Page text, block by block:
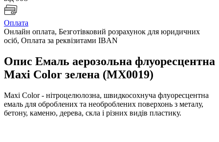
Оплата
Онлайн оплата, Безготівковий розрахунок для юридичних
осіб, Оплата за реквізитами IBAN
Опис Емаль аерозольна флуоресцентна
Maxi Color зелена (MX0019)
Maxi Color - нітроцелюлозна, швидкосохнуча флуоресцентна
емаль для оброблених та необроблених поверхонь з металу,
бетону, каменю, дерева, скла і різних видів пластику.